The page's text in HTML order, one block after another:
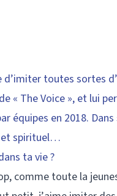
d’imiter toutes sortes
« The Voice », et lui
équipes en 2018.
et spirituel…
ta vie ?
comme toute la